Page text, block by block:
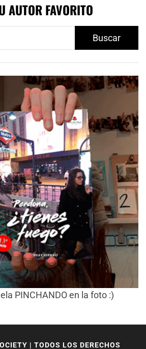
AUTOR FAVORITO
PINCHANDO en la foto :)
| TODOS LOS DERECHOS